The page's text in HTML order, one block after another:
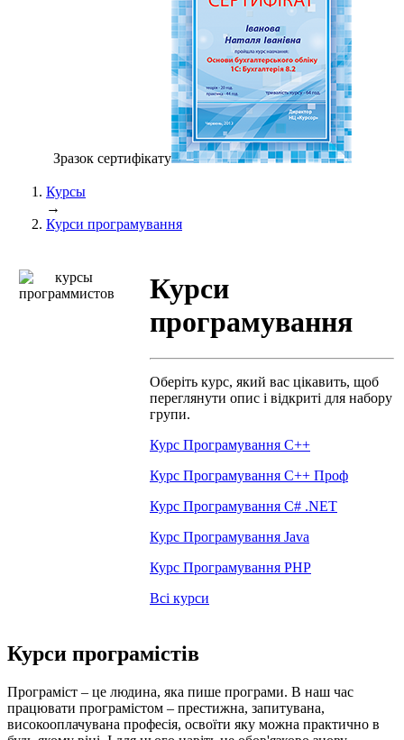
Зразок сертифiкату
Курсы
→
Курси програмування
Курси
програмування
Оберіть курс, який вас цікавить, щоб
переглянути опис і відкриті для набору
групи.
Курс Програмування С++
Курс Програмування С++ Проф
Курс Програмування С# .NET
Курс Програмування Java
Курс Програмування PHP
Всі курси
Курси програмістів
Програміст – це людина, яка пише програми. В наш час
працювати програмістом – престижна, запитувана,
високооплачувана професія, освоїти яку можна практично в